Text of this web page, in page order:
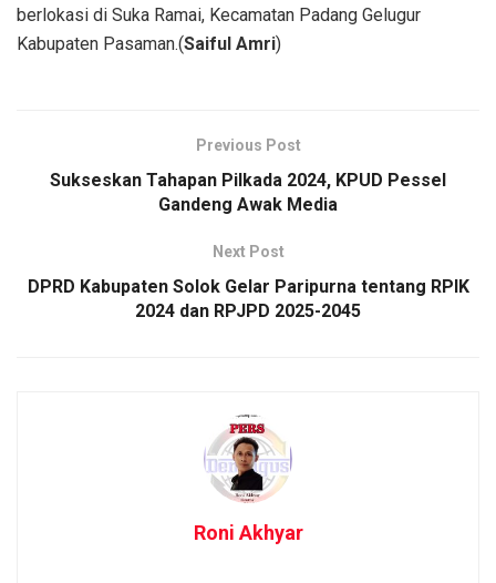
berlokasi di Suka Ramai, Kecamatan Padang Gelugur
Kabupaten Pasaman.(Saiful Amri)
Previous Post
Sukseskan Tahapan Pilkada 2024, KPUD Pessel
Gandeng Awak Media
Next Post
DPRD Kabupaten Solok Gelar Paripurna tentang RPIK
2024 dan RPJPD 2025-2045
Roni Akhyar